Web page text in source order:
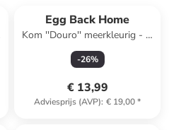
Egg Back Home
Kom ''Douro'' meerkleurig - Ø
15 cm
-26%
€ 13,99
Adviesprijs (AVP): € 19,00*